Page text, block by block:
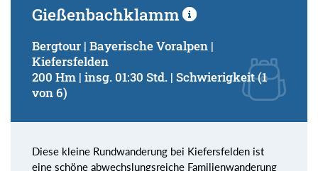
Gießenbachklamm
Bergtour | Bayerische Voralpen |
Kiefersfelden
200 Hm | insg. 01:30 Std. | Schwierigkeit (1
von 6)
Diese kleine Rundwanderung bei Kiefersfelden ist
eine schöne abwechslungsreiche Familienwanderung